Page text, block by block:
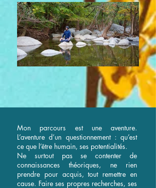
Mon parcours est une aventure.
L’aventure d’un questionnement : qu’est
ce que l’être humain, ses potentialités.
Ne surtout pas se contenter de
connaissances théoriques, ne rien
prendre pour acquis, tout remettre en
cause. Faire ses propres recherches, ses